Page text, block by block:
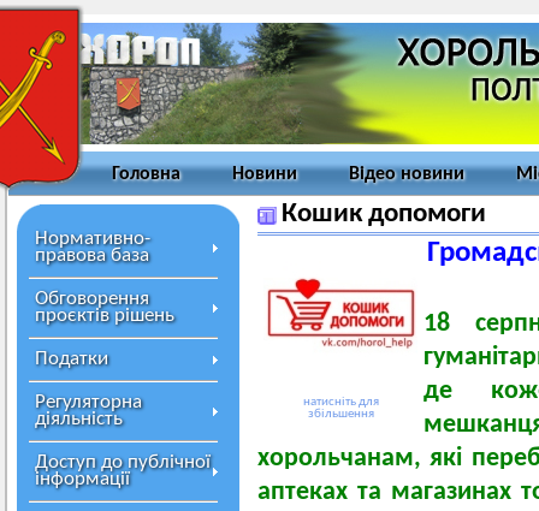
Головна Новини Відео новини
Нормативно-
правова база
Обговорення
проєктів рішень
Податки
Регуляторна
діяльність
Доступ до публічної
інформації
Кошик допомоги
натисніть для
збільшення
18
де
хорольчанам, які
аптеках та магазинах